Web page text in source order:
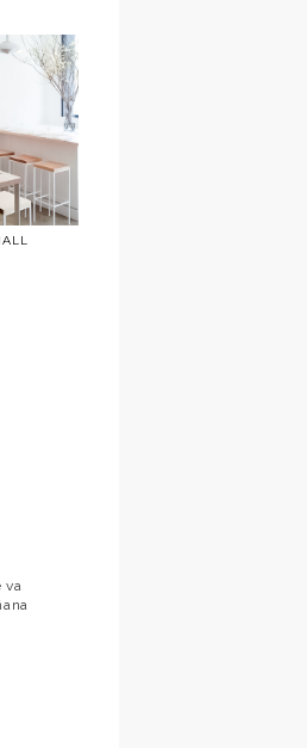
va